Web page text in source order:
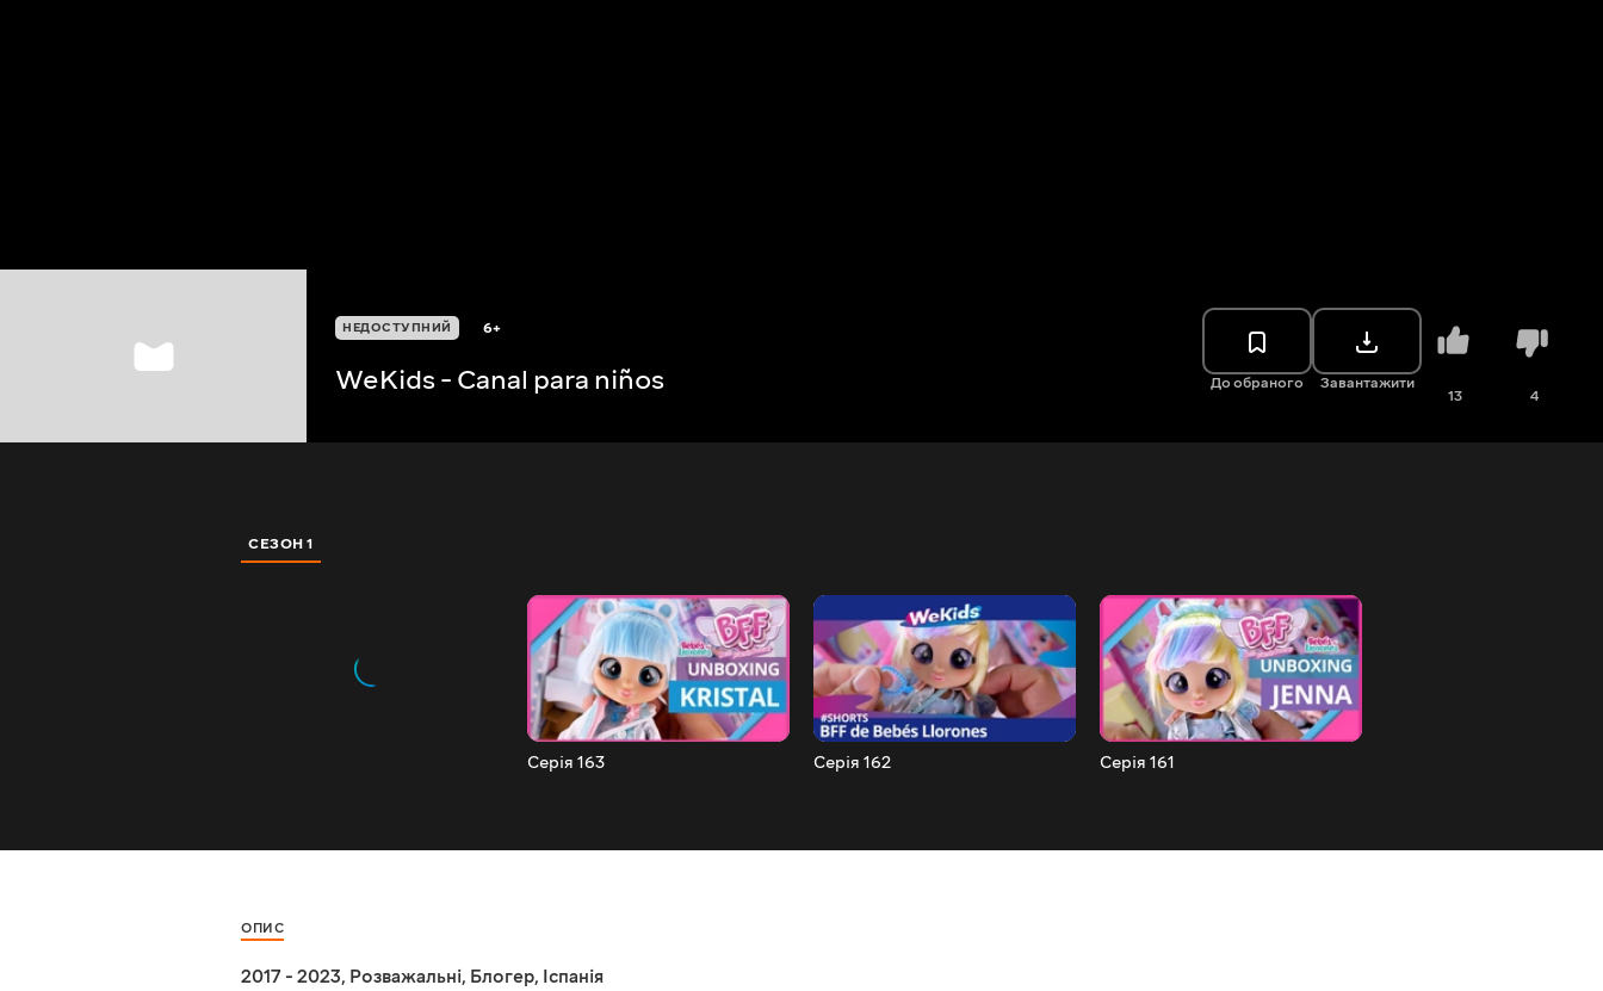
НЕДОСТУПНИЙ 6+
WeKids - Canal para niños До обраного Завантажити
13 4
СЕЗОН 1
Серія 163 Серія 162 Серія 161
ОПИС
2017 - 2023, Розважальні, Блогер, Іспанія